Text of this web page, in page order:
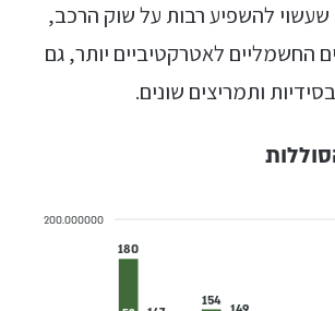
להשפיע רבות על שוק הרכב,
החשמליים לאטרקטיביים יותר, גם
ותמריצים שונים.
200.000000
180
154